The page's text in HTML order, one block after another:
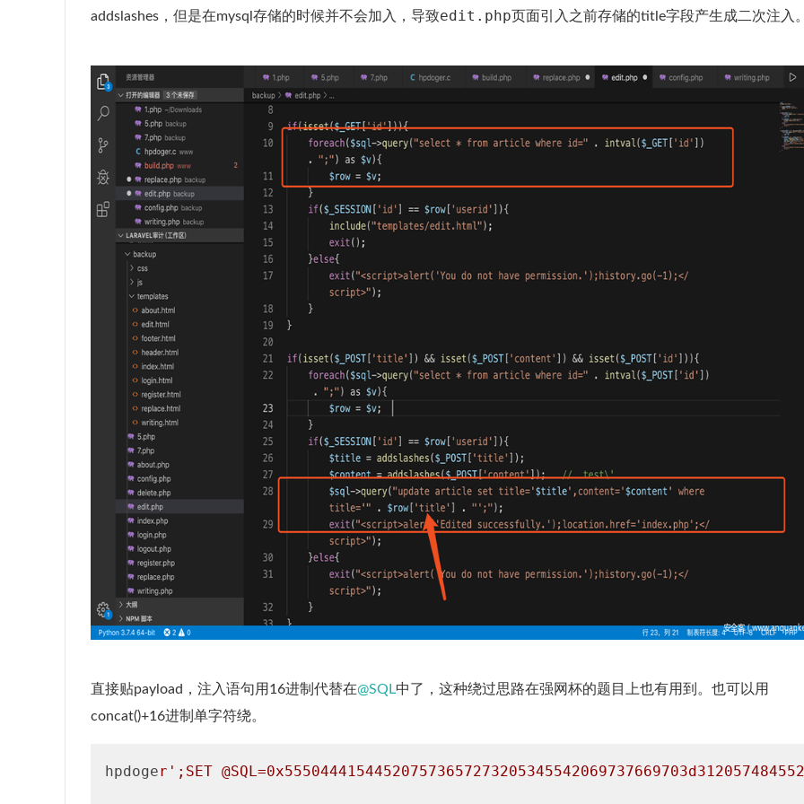
addslashes，但是在mysql存储的时候并不会加入 ，导致edit.php 页面引入之前存储的title字段产生成二次注入
直接贴payload，注入语句用16进制代替在@SQL中了，这种绕过思路在强网杯的题目上也有用到。也可以用
concat()+16进制单字符绕。
hpdoger';SET